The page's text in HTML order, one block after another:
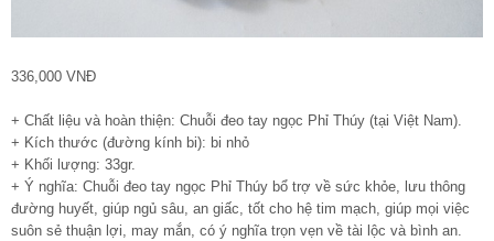
336,000 VNĐ
+ Chất liệu và hoàn thiện: Chuỗi đeo tay ngọc Phỉ Thúy (tại Việt Nam).
+ Kích thước (đường kính bi): bi nhỏ
+ Khối lượng: 33gr.
+ Ý nghĩa: Chuỗi đeo tay ngọc Phỉ Thúy bổ trợ về sức khỏe, lưu thông
đường huyết, giúp ngủ sâu, an giấc, tốt cho hệ tim mạch, giúp mọi việc
suôn sẻ thuận lợi, may mắn, có ý nghĩa trọn vẹn về tài lộc và bình an.